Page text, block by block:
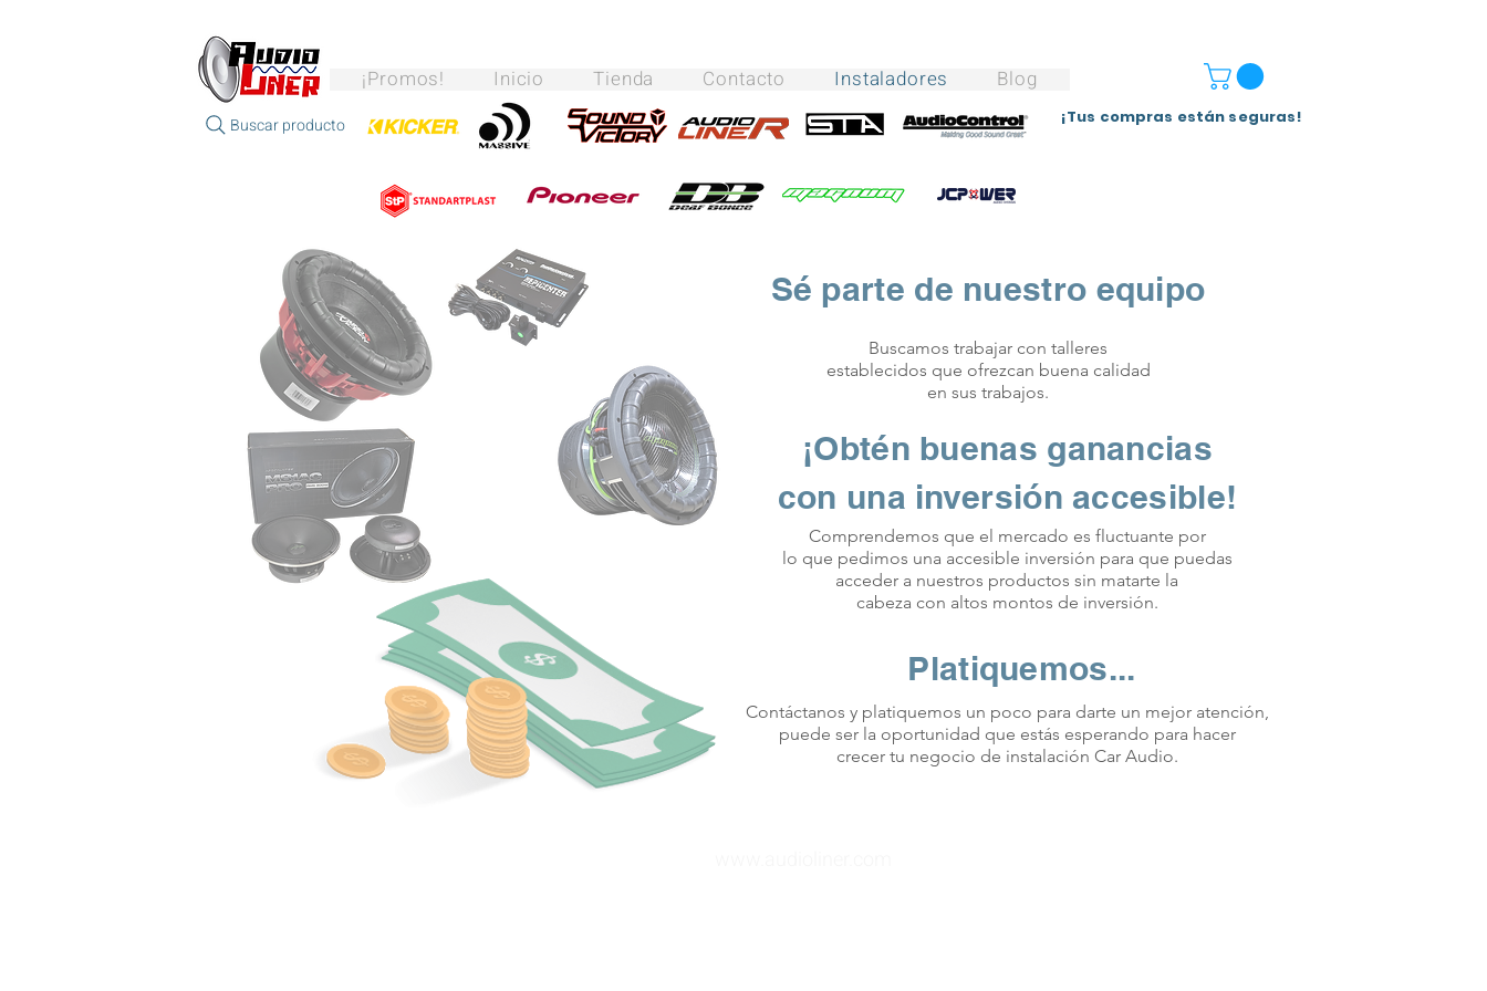
¡Promos! Inicio Tienda Contacto Instaladores Blog
Buscar producto ¡Tus compras están seguras!
Sé parte de nuestro equipo
Buscamos trabajar con talleres
establecidos que ofrezcan buena calidad
en sus trabajos.
¡Obtén buenas ganancias
con una inversión accesible!
Comprendemos que el mercado es fluctuante por
lo que pedimos una accesible inversión para que puedas
acceder a nuestros productos sin matarte la
cabeza con altos montos de inversión.
Platiquemos...
Contáctanos y platiquemos un poco para darte un mejor atención,
puede ser la oportunidad que estás esperando para hacer
crecer tu negocio de instalación Car Audio.